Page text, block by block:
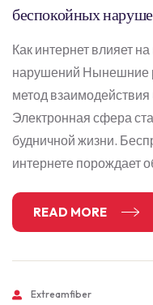
беспокойных
Как интернет влияет
нарушений Нынешние
метод
Электронная сфера
будничной жизни.
интернете порождает
READ MORE
Extreamfiber